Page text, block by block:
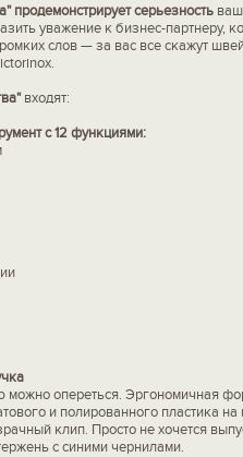
продемонстрирует серьезность
уважение к бизнес-партнеру,
слов — за вас все скажут
входят:
с 12 функциями:
можно опереться. Эргономичная
и полированного пластика на
клип. Просто не хочется
с синими чернилами.